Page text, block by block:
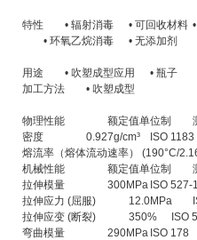
特性 • 辐射消毒 • 可回收材料
• 环氧乙烷消毒
• 无添加剂
用途 • 吹塑成型应用
• 瓶子
加工方法
• 吹塑成型
物理性能 额定值单位制
密度
0.927g/cm³
ISO 1183
熔流率（熔体流动速率） (190°C/
机械性能
额定值单位制
拉伸模量
300MPa ISO 527-
拉伸应力 (屈服)
12.0MPa
拉伸应变 (断裂)
350%
ISO
弯曲模量
290MPa ISO 178